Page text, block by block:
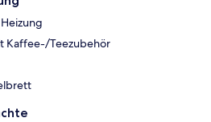
Kaffee-/Teezubehör